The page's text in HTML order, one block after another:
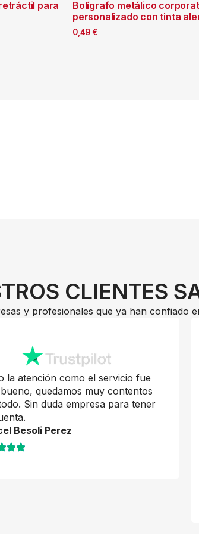
para
Bolígrafo metálico
personalizado con tinta
0,49 €
CLIENTES
y profesionales que ya han confiado
la atención como el servicio fue
quedamos muy contentos
Sin duda empresa para tener
Besoli Perez